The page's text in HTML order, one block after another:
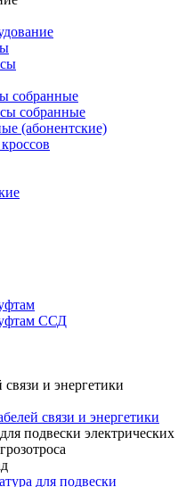
собранные
собранные
(абонентские)
ССД
и энергетики
связи и энергетики
подвески электрических
для подвески